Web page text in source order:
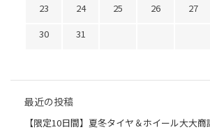
23
24 25 26 27
30
31
最近の投稿
【限定10日間】夏冬タイヤ＆ホイール大大商